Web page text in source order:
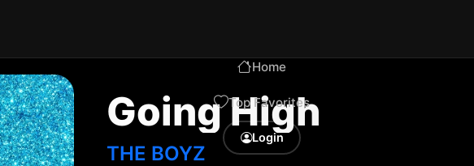
Home
Top Favorites
Login
Going High
THE BOYZ